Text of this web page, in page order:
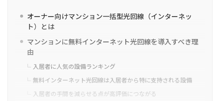
オーナー向けマンション一括型光回線（インターネッ
ト）とは
マンションに無料インターネット光回線を導入すべき理
由
入居者に人気の設備ランキング
無料インターネット光回線は入居者から特に支持される設備
入居者の手間を減らせる点が高評価につながる